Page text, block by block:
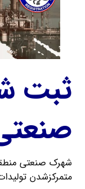
ثبت
شهرک صنعتی
متمرکزشدن